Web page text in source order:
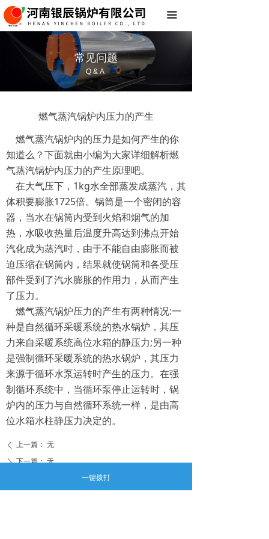
끀
首页
关于我们
常见问题
联系我们燃气蒸汽锅炉内压力的产生
燃气蒸汽锅炉内的压力是如何产生的你
知道么？下面就由小编为大家详细解析燃
气蒸汽锅炉内压力的产生原理吧。
在大气压下，1kg水全部蒸发成蒸汽，其
体积要膨胀1725倍。锅筒是一个密闭的容
器，当水在锅筒内受到火焰和烟气的加
热，水吸收热量后温度升高达到沸点开始
汽化成为蒸汽时，由于不能自由膨胀而被
迫压缩在锅筒内，结果就使锅筒和各受压
部件受到了汽水膨胀的作用力，从而产生
了压力。
燃气蒸汽锅炉压力的产生有两种情况:一
种是自然循环采暖系统的热水锅炉，其压
力来自采暖系统高位水箱的静压力;另一种
是强制循环采暖系统的热水锅炉，其压力
来源于循环水泵运转时产生的压力。在强
制循环系统中，当循环泵停止运转时，锅
炉内的压力与自然循环系统一样，是由高
位水箱水柱静压力决定的。
ꄴ 上一篇： 无
ꄲ 下一篇：无
常见问题
Q&A
一键拨打